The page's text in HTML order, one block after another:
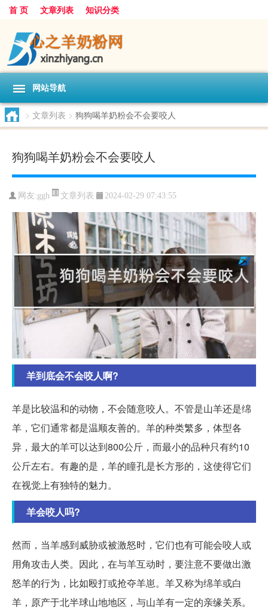
首 页 文章列表 知识分类
网站导航
> 文章列表 > 狗狗喝羊奶粉会不会要咬人
狗狗喝羊奶粉会不会要咬人
网友:ggh 文章列表 2024-02-29 07:43:55
羊到底会不会咬人啊?
羊是比较温和的动物，不会随意咬人。不管是山羊还是绵
羊，它们通常都是温顺友善的。羊的种类繁多，体型各
异，最大的羊可以达到800公斤，而最小的品种只有约10
公斤左右。有趣的是，羊的瞳孔是长方形的，这使得它们
在视觉上有独特的魅力。
羊会咬人吗?
然而，当羊感到威胁或被激怒时，它们也有可能会咬人或
用角攻击人类。因此，在与羊互动时，要注意不要做出激
怒羊的行为，比如殴打或抢夺羊崽。羊又称为绵羊或白
羊，原产于北半球山地地区，与山羊有一定的亲缘关系。